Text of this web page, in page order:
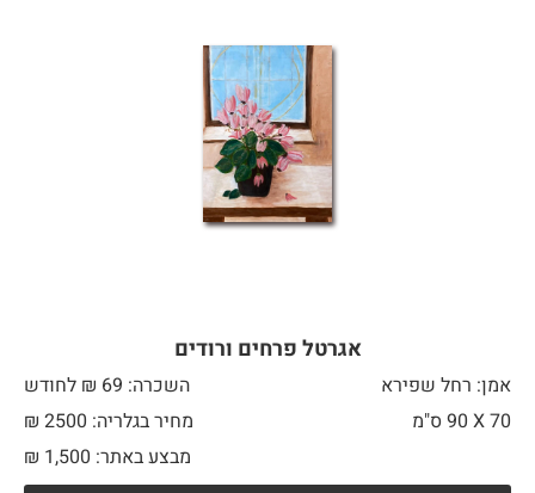
אגרטל פרחים ורודים
אמן: רחל שפירא
השכרה: 69 ₪ לחודש
70 X
מחיר בגלריה: 2500 ₪
מבצע באתר:
₪ 1,500